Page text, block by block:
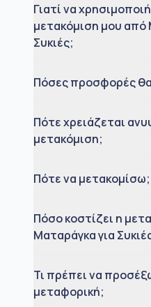
Γιατί να
μετακόμιση μου από
Συκιές;
Πόσες προσφορές
Πότε χρειάζεται
μετακόμιση;
Πότε να μετακομίσω;
Πόσο κοστίζει η
Ματαράγκα για
Τι πρέπει να
μεταφορική;